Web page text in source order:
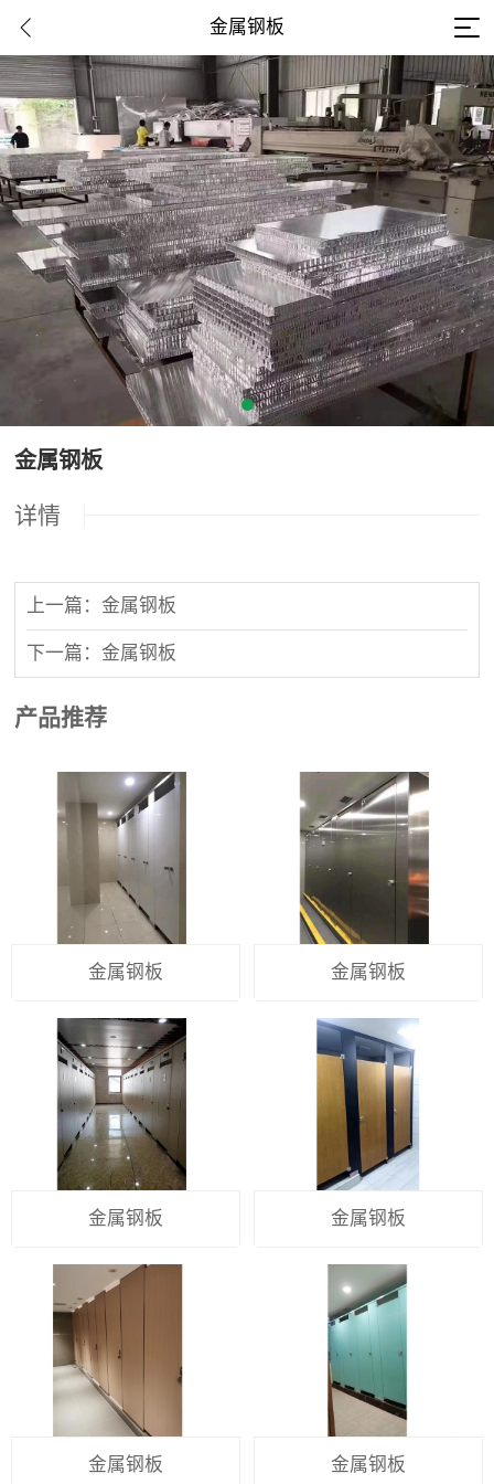
金属钢板
金属钢板
详情
上一篇：金属钢板
下一篇：金属钢板
产品推荐
金属钢板 金属钢板
金属钢板 金属钢板
金属钢板 金属钢板